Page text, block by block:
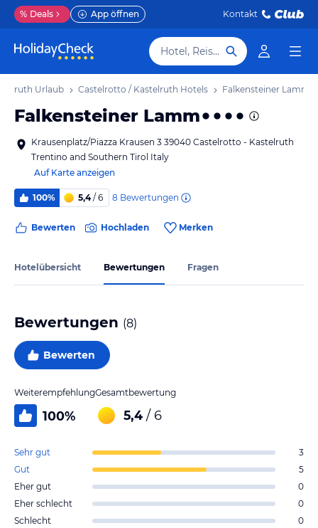
% Deals App öffnen Kontakt
Hotel, Reiseziel
Urlaub Castelrotto / Kastelruth Hotels Falkensteiner Lamm
Falkensteiner Lamm
Krausenplatz/Piazza Krausen 3 39040 Castelrotto - Kastelruth
Trentino and Southern Tirol Italy
Auf Karte anzeigen
100% 5,4/ 6 8 Bewertungen
Bewerten Hochladen Merken
Hotelübersicht Bewertungen Fragen
Bewertungen (8)
Bewerten
Weiterempfehlung
100%
Gesamtbewertung
5,4 / 6
Sehr gut
3
Gut
5
Eher gut
0
Eher schlecht
0
Schlecht
0